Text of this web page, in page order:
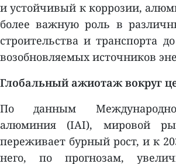
и устойчивый к коррозии,
более важную роль в
строительства и транспорта
возобновляемых источников
Глобальный ажиотаж вокруг
По данным
алюминия (IAI), мировой
переживает бурный рост, и к
него, по прогнозам,